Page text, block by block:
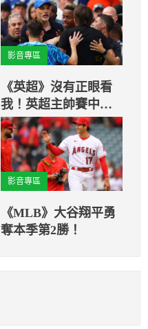
影音專區
《英超》沒有正眼看
我！英超主帥賽中頻
頻發生衝突 雙雙紅
牌逐出場
影音專區
《MLB》大谷翔平勇
奪本季第2勝！